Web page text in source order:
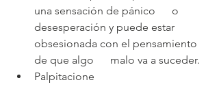
una sensación de pánico      o
desesperación y puede estar
obsesionada con el pensamiento
de que algo      malo va a suceder.
Palpitacione